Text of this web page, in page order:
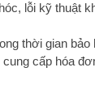
lỗi kỹ thuật
thời gian bảo
cung cấp hóa